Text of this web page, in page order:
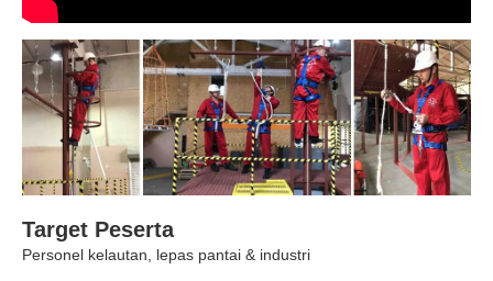
Target Peserta
Personel kelautan, lepas pantai & industri